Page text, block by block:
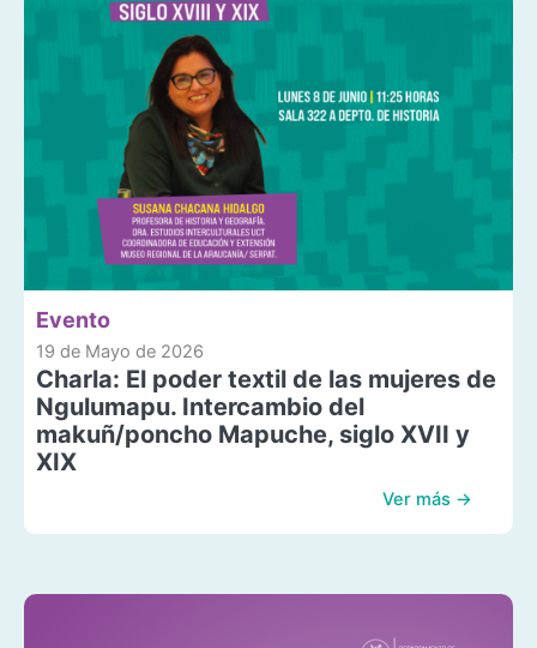
Evento
19 de Mayo de 2026
Charla: El poder textil de las mujeres de
Ngulumapu. Intercambio del
makuñ/poncho Mapuche, siglo XVII y
XIX
Ver más →